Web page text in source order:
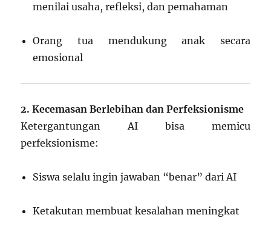
menilai usaha, refleksi, dan pemahaman
Orang tua mendukung anak secara
emosional
2. Kecemasan Berlebihan dan Perfeksionisme
Ketergantungan AI bisa memicu
perfeksionisme:
Siswa selalu ingin jawaban “benar” dari AI
Ketakutan membuat kesalahan meningkat